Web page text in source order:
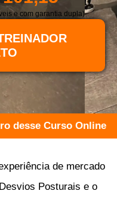
e com garantia dupla)
desse Curso Online
de mercado
Posturais e o